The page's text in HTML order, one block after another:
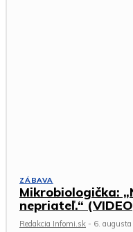
ZÁBAVA
Mikrobiologička:
nepriateľ.“
Redakcia Infomi.sk - 6.